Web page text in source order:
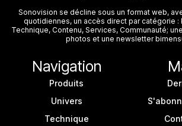
Sonovision se décline sous un format web,
quotidiennes, un accès direct par catégorie :
Technique, Contenu, Services, Communauté;
photos et une newsletter
Navigation
Produits
Univers
Technique